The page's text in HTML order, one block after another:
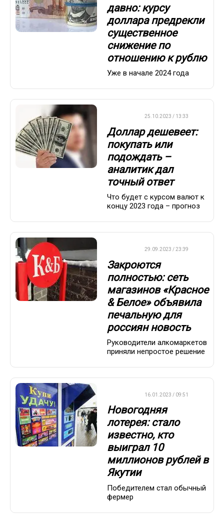
давно: курсу
доллара предрекли
существенное
снижение по
отношению к рублю
Уже в начале 2024 года
25.10.2023 / 13:33
Доллар дешевеет:
покупать или
подождать –
аналитик дал
точный ответ
Что будет с курсом валют к
концу 2023 года – прогноз
29.09.2023 / 23:39
Закроются
полностью: сеть
магазинов «Красное
& Белое» объявила
печальную для
россиян новость
Руководители алкомаркетов
приняли непростое решение
16.01.2023 / 09:51
Новогодняя
лотерея: стало
известно, кто
выиграл 10
миллионов рублей в
Якутии
Победителем стал обычный
фермер